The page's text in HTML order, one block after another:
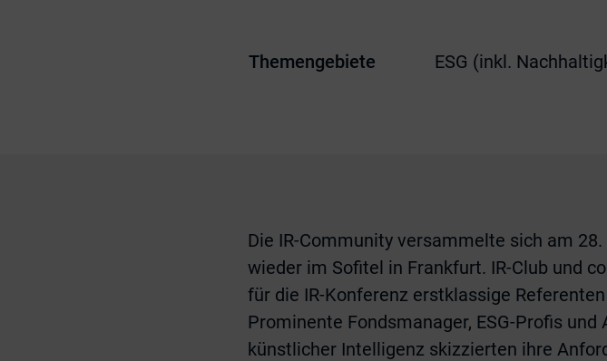
Themengebiete ESG (inkl.
Die IR-Community versammelte sich am
wieder im Sofitel in Frankfurt. IR-Club und
für die IR-Konferenz erstklassige
Prominente Fondsmanager, ESG-Profis und
künstlicher Intelligenz skizzierten ihre